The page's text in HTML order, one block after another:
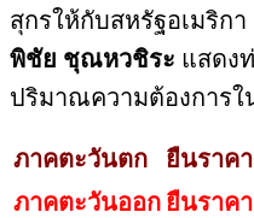
สุกรให้กับสหรัฐอเมริก
พิชัย ชุณหวชิระ แสดง
ปริมาณความต้องการใ
ภาคตะวันตก
ยืนราคา
ภาคตะวันออก ยืนราคา